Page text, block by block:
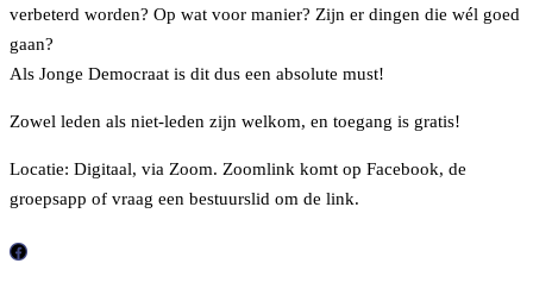
verbeterd worden? Op wat voor manier? Zijn er dingen die wél goed
gaan?
Als Jonge Democraat is dit dus een absolute must!
Zowel leden als niet-leden zijn welkom, en toegang is gratis!
Locatie: Digitaal, via Zoom. Zoomlink komt op Facebook, de
groepsapp of vraag een bestuurslid om de link.
F